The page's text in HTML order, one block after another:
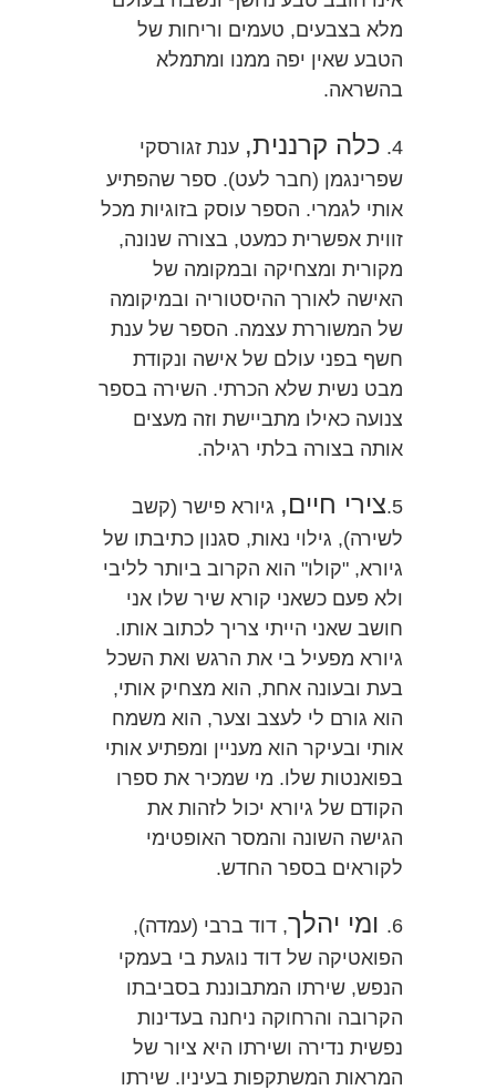
מלא בצבעים, טעמים וריחות של
הטבע שאין יפה ממנו ומתמלא
בהשראה.
4. כלה קרננית, ענת זגורסקי
שפרינגמן (חבר לעט). ספר שהפתיע
אותי לגמרי. הספר עוסק בזוגיות מכל
זווית אפשרית כמעט, בצורה שנונה,
מקורית ומצחיקה ובמקומה של
האישה לאורך ההיסטוריה ובמיקומה
של המשוררת עצמה. הספר של ענת
חשף בפני עולם של אישה ונקודת
מבט נשית שלא הכרתי. השירה בספר
צנועה כאילו מתביישת וזה מעצים
אותה בצורה בלתי רגילה.
5. צירי חיים, גיורא פישר (קשב
לשירה), גילוי נאות, סגנון כתיבתו של
גיורא, "קולו" הוא הקרוב ביותר לליבי
ולא פעם כשאני קורא שיר שלו אני
חושב שאני הייתי צריך לכתוב אותו.
גיורא מפעיל בי את הרגש ואת השכל
בעת ובעונה אחת, הוא מצחיק אותי,
הוא גורם לי לעצב וצער, הוא משמח
אותי ובעיקר הוא מעניין ומפתיע אותי
בפואנטות שלו. מי שמכיר את ספרו
הקודם של גיורא יכול לזהות את
הגישה השונה והמסר האופטימי
לקוראים בספר החדש.
6. ומי יהלך, דוד ברבי (עמדה),
הפואטיקה של דוד נוגעת בי בעמקי
הנפש, שירתו המתבוננת בסביבתו
הקרובה והרחוקה ניחנה בעדינות
נפשית נדירה ושירתו היא ציור של
המראות המשתקפות בעיניו. שירתו